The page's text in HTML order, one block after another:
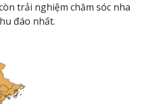
trải nghiệm chăm sóc nha
đáo nhất.